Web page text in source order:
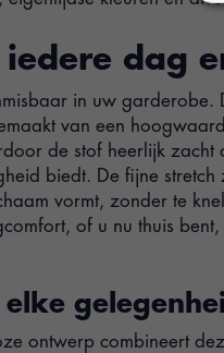
dag
in uw garderobe.
van een
de stof heerlijk zacht
biedt. De fijne
vormt, zonder te
of u nu thuis
ontwerp combineert